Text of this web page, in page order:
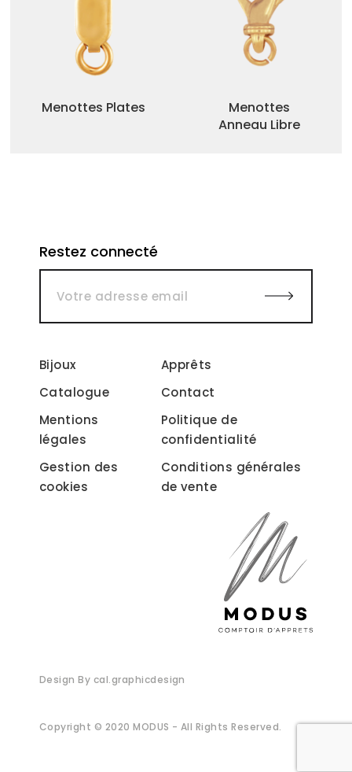
Menottes Plates
Menottes
Anneau Libre
Restez connecté
Bijoux
Catalogue
Mentions
légales
Gestion des
cookies
Apprêts
Contact
Politique de
confidentialité
Conditions générales
de vente
Design By cal.graphicdesign
Copyright © 2020 MODUS - All Rights Reserved.